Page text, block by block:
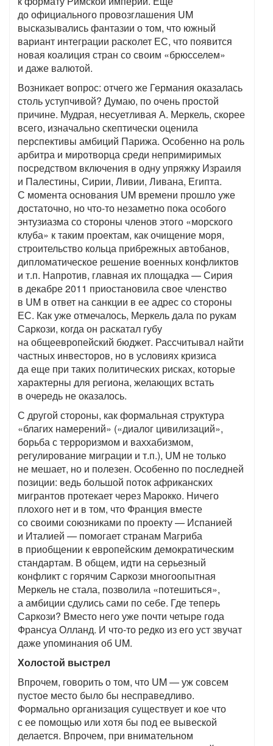
до официального провозглашения UM
высказывались фантазии о том, что южный
вариант интеграции расколет ЕС, что появится
новая коалиция стран со своим «брюсселем»
и даже валютой.
Возникает вопрос: отчего же Германия оказалась
столь уступчивой? Думаю, по очень простой
причине. Мудрая, несуетливая А. Меркель, скорее
всего, изначально скептически оценила
перспективы амбиций Парижа. Особенно на роль
арбитра и миротворца среди непримиримых
посредством включения в одну упряжку Израиля
и Палестины, Сирии, Ливии, Ливана, Египта.
С момента основания UM времени прошло уже
достаточно, но что-то незаметно пока особого
энтузиазма со стороны членов этого «морского
клуба» к таким проектам, как очищение моря,
строительство кольца прибрежных автобанов,
дипломатическое решение военных конфликтов
и т.п. Напротив, главная их площадка — Сирия
в декабре 2011 приостановила свое членство
в UM в ответ на санкции в ее адрес со стороны
ЕС. Как уже отмечалось, Меркель дала по рукам
Саркози, когда он раскатал губу
на общеевропейский бюджет. Рассчитывал найти
частных инвесторов, но в условиях кризиса
да еще при таких политических рисках, которые
характерны для региона, желающих встать
в очередь не оказалось.
С другой стороны, как формальная структура
«благих намерений» («диалог цивилизаций»,
борьба с терроризмом и ваххабизмом,
регулирование миграции и т.п.), UM не только
не мешает, но и полезен. Особенно по последней
позиции: ведь большой поток африканских
мигрантов протекает через Марокко. Ничего
плохого нет и в том, что Франция вместе
со своими союзниками по проекту — Испанией
и Италией — помогает странам Магриба
в приобщении к европейским демократическим
стандартам. В общем, идти на серьезный
конфликт с горячим Саркози многоопытная
Меркель не стала, позволила «потешиться»,
а амбиции сдулись сами по себе. Где теперь
Саркози? Вместо него уже почти четыре года
Франсуа Олланд. И что-то редко из его уст звучат
даже упоминания об UM.
Холостой выстрел
Впрочем, говорить о том, что UM — уж совсем
пустое место было бы несправедливо.
Формально организация существует и кое что
с ее помощью или хотя бы под ее вывеской
делается. Впрочем, при внимательном